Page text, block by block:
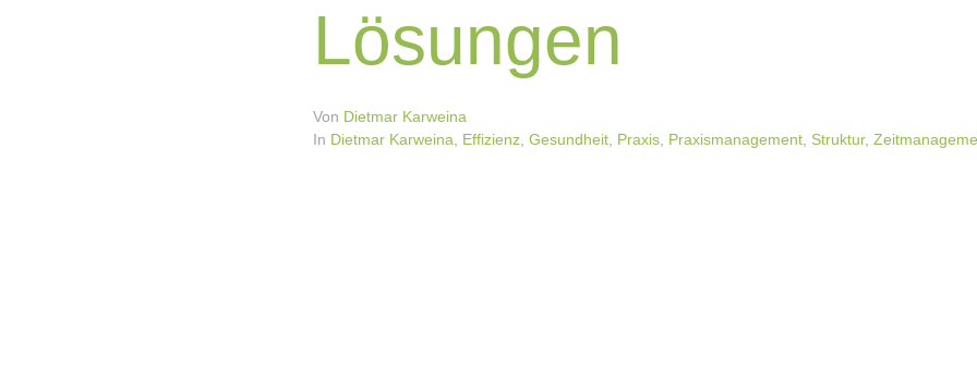
Lösungen
Von Dietmar Karweina
In Dietmar Karweina, Effizienz, Gesundheit, Praxis, Praxismanagement, Struktur,